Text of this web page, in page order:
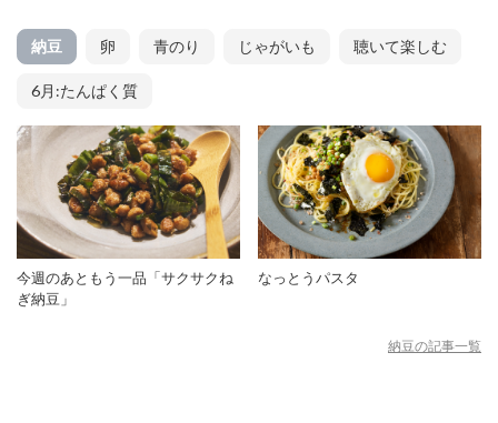
納豆 卵 青のり じゃがいも 聴いて楽しむ
6月:たんぱく質
今週のあともう一品「サクサクね
ぎ納豆」
なっとうパスタ
納豆の記事一覧